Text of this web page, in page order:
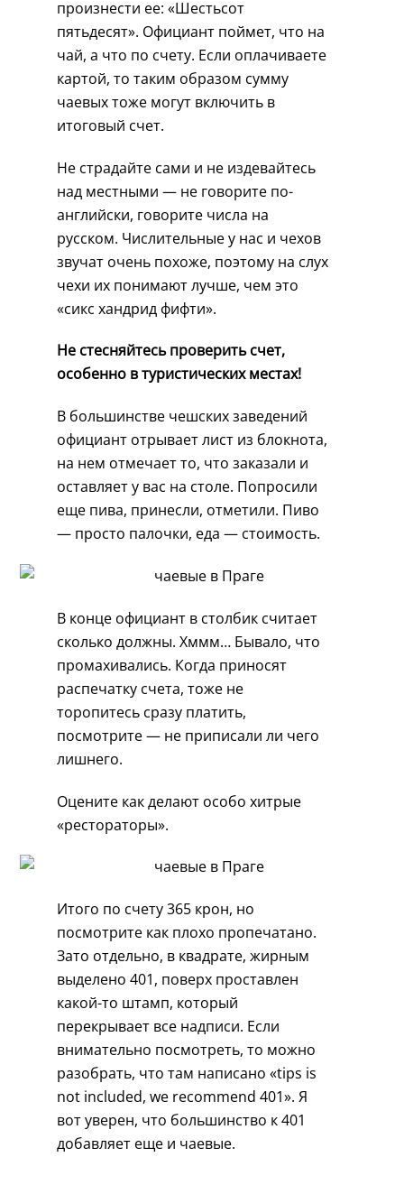
произнести ее: «Шестьсот
пятьдесят». Официант поймет, что на
чай, а что по счету. Если оплачиваете
картой, то таким образом сумму
чаевых тоже могут включить в
итоговый счет.
Не страдайте сами и не издевайтесь
над местными — не говорите по-
английски, говорите числа на
русском. Числительные у нас и чехов
звучат очень похоже, поэтому на слух
чехи их понимают лучше, чем это
«сикс хандрид фифти».
Не стесняйтесь проверить счет,
особенно в туристических местах!
В большинстве чешских заведений
официант отрывает лист из блокнота,
на нем отмечает то, что заказали и
оставляет у вас на столе. Попросили
еще пива, принесли, отметили. Пиво
— просто палочки, еда — стоимость.
В конце официант в столбик считает
сколько должны. Хммм… Бывало, что
промахивались. Когда приносят
распечатку счета, тоже не
торопитесь сразу платить,
посмотрите — не приписали ли чего
лишнего.
Оцените как делают особо хитрые
«рестораторы».
Итого по счету 365 крон, но
посмотрите как плохо пропечатано.
Зато отдельно, в квадрате, жирным
выделено 401, поверх проставлен
какой-то штамп, который
перекрывает все надписи. Если
внимательно посмотреть, то можно
разобрать, что там написано «tips is
not included, we recommend 401». Я
вот уверен, что большинство к 401
добавляет еще и чаевые.